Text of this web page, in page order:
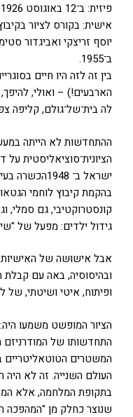
פיזית: ב־12 באוגוסט 1926 בעיר יארוסלב שבפולין.
אישית: בקורס לציור
ב־1955.
בין זה לזה היו חיים
הארבעים!) – ואולי,
לה בית־של־גולם, קליפה
ההתחדשות לא הייתה
הציונית־סוציאליסטית על
ישראל ב־
בהקמת קיבוץ לוחמי
קונסטרוקטיבי, גם סמלי,
גידול ילדים: מפעל של
אבל אישוּשה של האישיות
ובהיסוסיה, באה עם
ופיתוח, איטי ושיטתי, של
הציור המופשט משמעו
המשטרים הטוטאליטריים
העולם השנייה. זה לא
בתקופת המלחמה, אלא